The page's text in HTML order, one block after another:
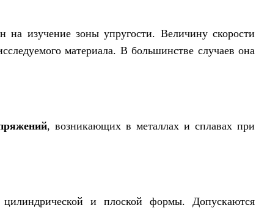
на изучение зоны упругости. Величину скорости
материала. В большинстве случаев она
, возникающих в металлах и сплавах при
цилиндрической и плоской формы. Допускаются